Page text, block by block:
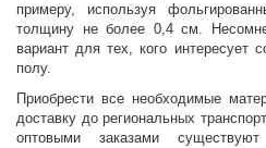
примеру, используя
толщину не более 0,4 см.
вариант для тех, кого интересует
полу.
Приобрести все необходимые
доставку до региональных
оптовыми заказами